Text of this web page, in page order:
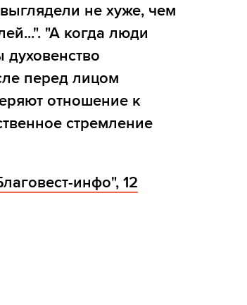
не хуже, чем
"А когда люди
духовенство
перед лицом
отношение к
стремление
инфо", 12